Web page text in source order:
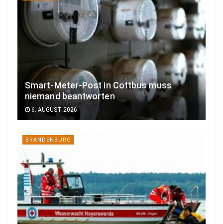
Smart-Meter-Post in Cottbus muss
niemand beantworten
6. AUGUST 2026
BRANDENBURG